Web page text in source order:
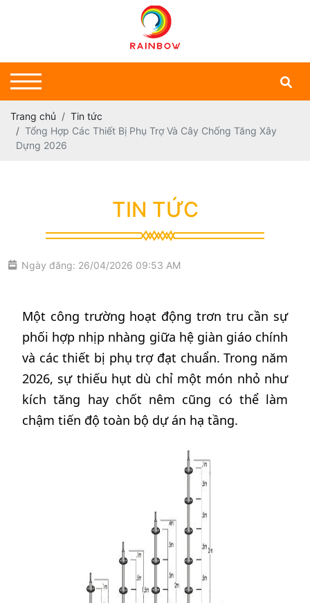
Trang chủ
Tin tức
Tổng Hợp Các Thiết Bị Phụ Trợ Và Cây Chống Tăng Xây
Dựng 2026
TIN TỨC
Ngày đăng: 26/04/2026 09:53 AM
Một công trường hoạt động trơn tru cần sự
phối hợp nhịp nhàng giữa hệ giàn giáo chính
và các thiết bị phụ trợ đạt chuẩn. Trong năm
2026, sự thiếu hụt dù chỉ một món nhỏ như
kích tăng hay chốt nêm cũng có thể làm
chậm tiến độ toàn bộ dự án hạ tầng.